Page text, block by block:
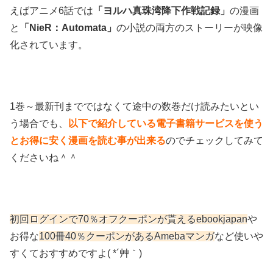
えばアニメ6話では 「ヨルハ真珠湾降下作戦記録」 の漫画
と
「NieR：Automata」 の小説の両方のストーリーが映像
化されています。
1巻～最新刊までではなくて途中の数巻だけ読みたいとい
う場合でも、
以下で紹介している電子書籍サービスを使う
とお得に安く漫画を読む事が出来るのでチェックしてみて
くださいね＾＾
初回ログインで70％オフクーポンが貰えるebookjapanや
お得な100冊40％クーポンがあるAmebaマンガなど使いや
すくておすすめですよ( *´艸｀)